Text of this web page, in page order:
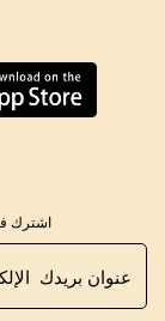
اشترك